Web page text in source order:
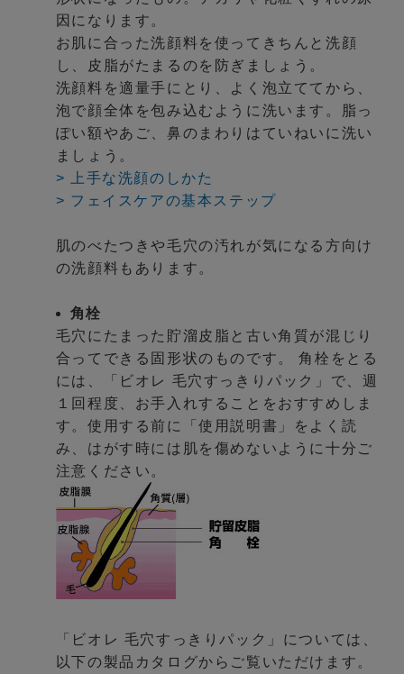
因になります。
お肌に合った洗顔料を使ってきちんと洗顔
し、皮脂がたまるのを防ぎましょう。
洗顔料を適量手にとり、よく泡立ててから、
泡で顔全体を包み込むように洗います。脂っ
ぽい額やあご、鼻のまわりはていねいに洗い
ましょう。
> 上手な洗顔のしかた
> フェイスケアの基本ステップ
肌のべたつきや毛穴の汚れが気になる方向け
の洗顔料もあります。
角栓
毛穴にたまった貯溜皮脂と古い角質が混じり
合ってできる固形状のものです。 角栓をとる
には、「ビオレ 毛穴すっきりパック」で、週
１回程度、お手入れすることをおすすめしま
す。使用する前に「使用説明書」をよく読
み、はがす時には肌を傷めないように十分ご
注意ください。
「ビオレ 毛穴すっきりパック」については、
以下の製品カタログからご覧いただけます。